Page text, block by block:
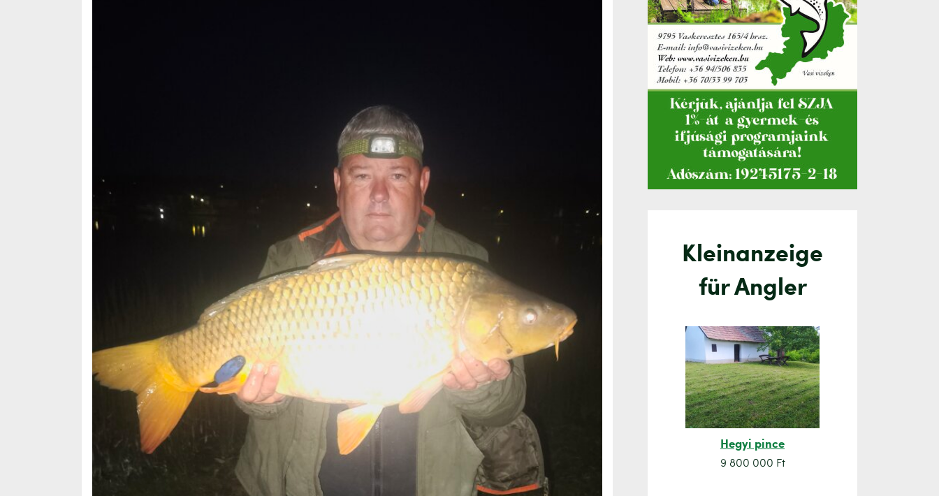
Kleinanzeige
für Angler
Hegyi pince
9 800 000 Ft